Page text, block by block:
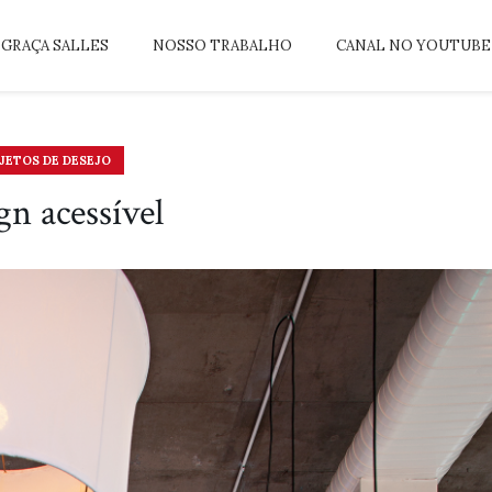
GRAÇA SALLES NOSSO TRABALHO CANAL NO YOUTUBE
DE DESEJO
acessível